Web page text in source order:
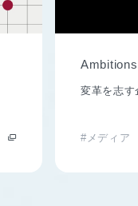
Ambitions
変革を志す
#メディア